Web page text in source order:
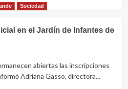
Sociedad
en el Jardín de Infantes de
abiertas las inscripciones
Adriana Gasso, directora...